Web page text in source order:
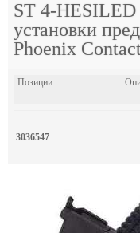
ST 4-
установки
Phoenix
Позиции:
3036547